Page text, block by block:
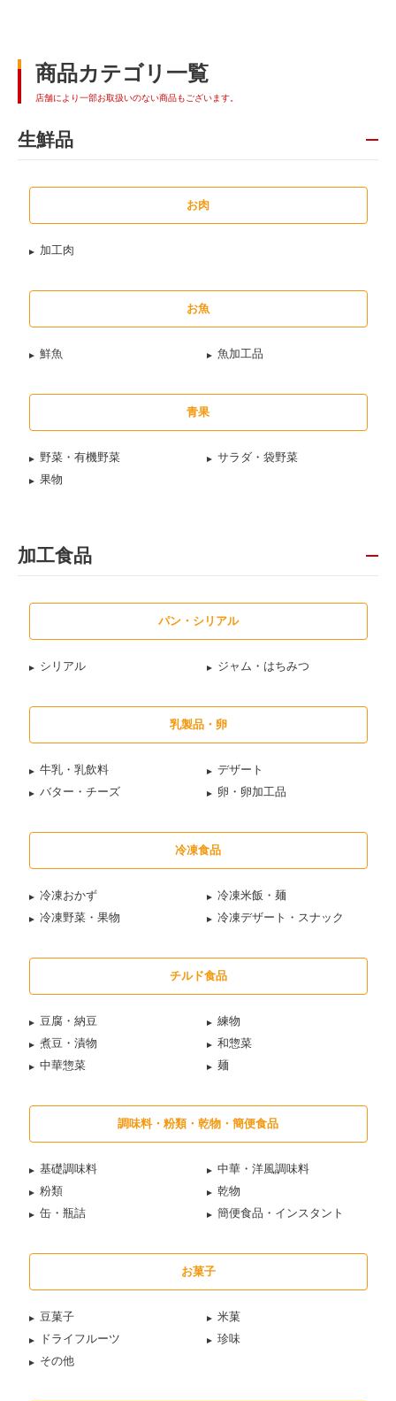
商品カテゴリ一覧
店舗により一部お取扱いのない商品もございます。
生鮮品
お肉
加工肉
お魚
鮮魚 魚加工品
青果
野菜・有機野菜
サラダ・袋野菜
果物
加工食品
パン・シリアル
シリアル ジャム・はちみつ
乳製品・卵
牛乳・乳飲料
デザート
バター・チーズ
卵・卵加工品
冷凍食品
冷凍おかず
冷凍米飯・麺
冷凍野菜・果物
冷凍デザート・スナック
チルド食品
豆腐・納豆
練物
煮豆・漬物
和惣菜
中華惣菜
麺
調味料・粉類・乾物・簡便食品
基礎調味料
中華・洋風調味料
粉類
乾物
缶・瓶詰
簡便食品・インスタント
お菓子
豆菓子
米菓
ドライフルーツ
珍味
その他